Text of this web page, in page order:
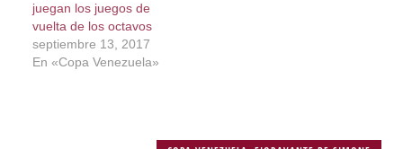
juegan los juegos de
vuelta de los octavos
septiembre 13, 2017
En «Copa Venezuela»